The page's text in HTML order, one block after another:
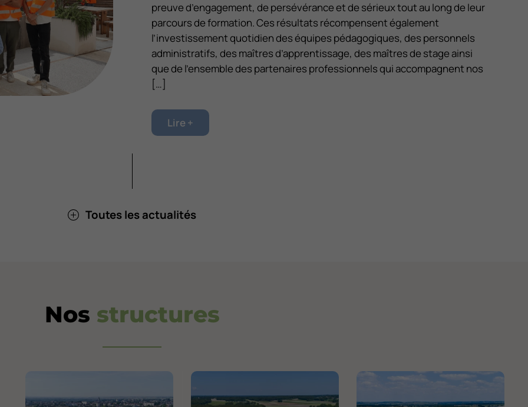
preuve d’engagement, de persévérance et de sérieux tout au long de leur
parcours de formation. Ces résultats récompensent également
l’investissement quotidien des équipes pédagogiques, des personnels
administratifs, des maîtres d’apprentissage, des maîtres de stage ainsi
que de l’ensemble des partenaires professionnels qui accompagnent nos
[…]
Lire +
Toutes les actualités
Nos structures